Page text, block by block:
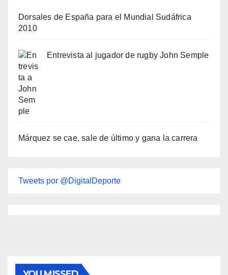
Dorsales de España para el Mundial Sudáfrica
2010
Entrevista al jugador de rugby John Semple
Márquez se cae, sale de último y gana la carrera
Tweets por @DigitalDeporte